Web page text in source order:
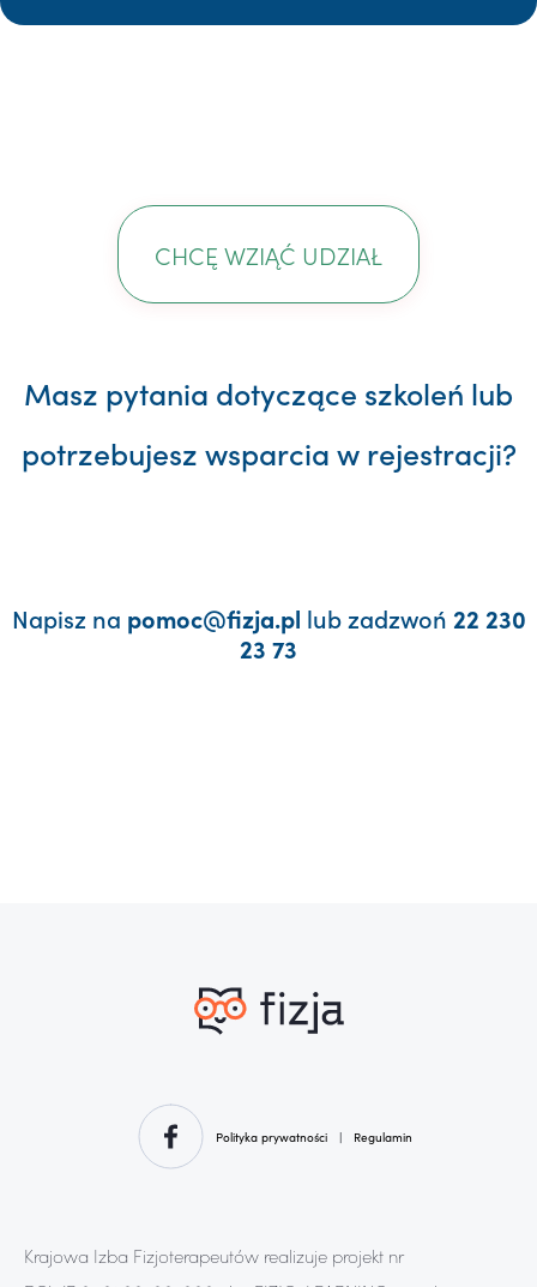
CHCĘ WZIĄĆ UDZIAŁ
Masz pytania dotyczące szkoleń lub
potrzebujesz wsparcia w rejestracji?
Napisz na pomoc@fizja.pl lub zadzwoń 22 230
23 73
Polityka prywatności | Regulamin
Krajowa Izba Fizjoterapeutów realizuje projekt nr